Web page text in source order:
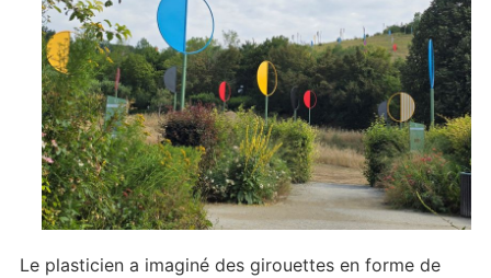
Le plasticien a imaginé des girouettes en forme de